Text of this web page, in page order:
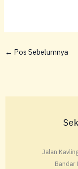
← Pos Sebelumnya
Jalan
Bandar